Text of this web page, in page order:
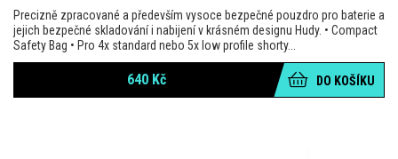
Precizně zpracované a především vysoce bezpečné pouzdro pro baterie a
jejich bezpečné skladování i nabijení v krásném designu Hudy. • Compact
Safety Bag • Pro 4x standard nebo 5x low profile shorty...
640 Kč DO KOŠÍKU